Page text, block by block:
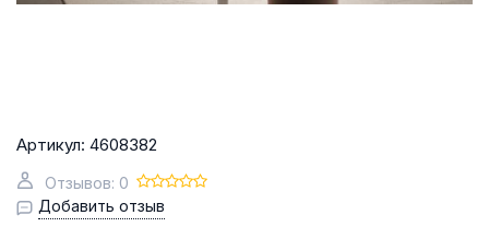
Артикул: 4608382
Отзывов: 0
Добавить отзыв